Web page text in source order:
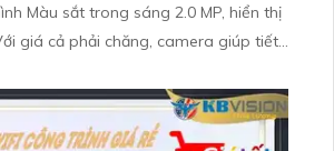
Màu sắt trong sáng 2.0 MP, hiển thị